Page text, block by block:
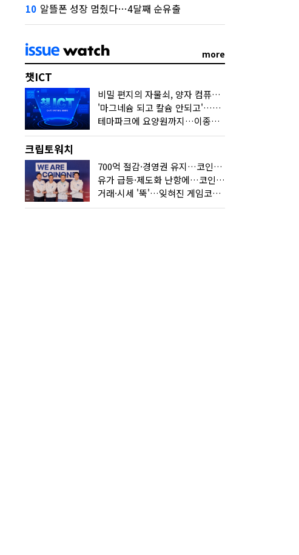
10 알뜰폰 성장 멈췄다…4달째 순유출
more
챗ICT
비밀 편지의 자물쇠, 양자 컴퓨터가 연다
'마그네슘 되고 칼슘 안되고'…다음 'AI 요약' 갈 길은
테마파크에 요양원까지…이종사업 눈독 들이는 게임사
크립토워치
700억 절감·경영권 유지…코인원의 '영리한 딜'
유가 급등·제도화 난항에…코인 또 '멈칫'
거래·시세 '뚝'…잊혀진 게임코인들